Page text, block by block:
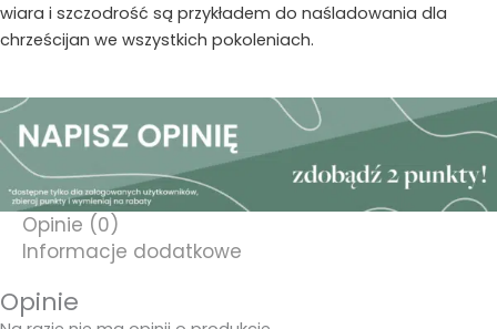
wiara i szczodrość są przykładem do naśladowania dla
chrześcijan we wszystkich pokoleniach.
Opinie (0)
Informacje dodatkowe
Opinie